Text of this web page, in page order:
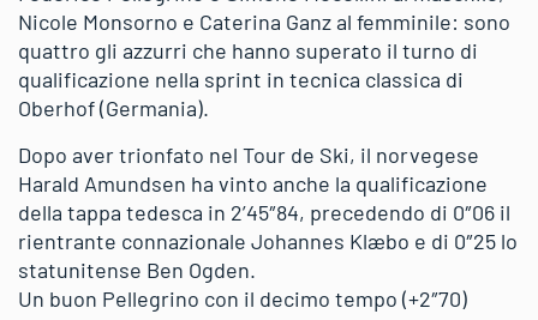
Nicole Monsorno e Caterina Ganz al femminile: sono
quattro gli azzurri che hanno superato il turno di
qualificazione nella sprint in tecnica classica di
Oberhof (Germania).
Dopo aver trionfato nel Tour de Ski, il norvegese
Harald Amundsen ha vinto anche la qualificazione
della tappa tedesca in 2’45″84, precedendo di 0″06 il
rientrante connazionale Johannes Klæbo e di 0″25 lo
statunitense Ben Ogden.
Un buon Pellegrino con il decimo tempo (+2″70)